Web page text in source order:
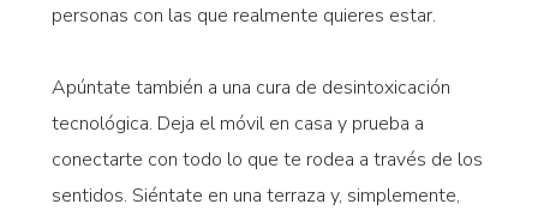
personas con las que realmente quieres estar.
Apúntate también a una cura de desintoxicación
tecnológica. Deja el móvil en casa y prueba a
conectarte con todo lo que te rodea a través de los
sentidos. Siéntate en una terraza y, simplemente,